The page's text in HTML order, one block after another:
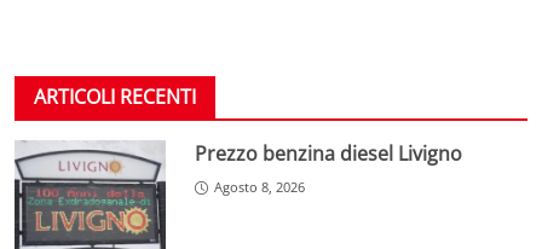
ARTICOLI RECENTI
Prezzo benzina diesel Livigno
Agosto 8, 2026